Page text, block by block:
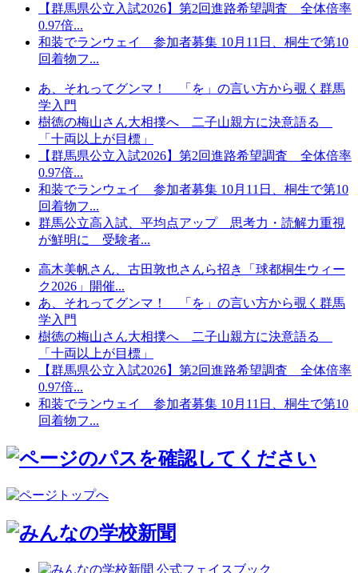
【群馬県公立入試2026】第2回進路希望調査 全体倍率
0.97倍...
和装でランウェイ 参加者募集 10月11日、桐生で第10
回着物フ...
あ、それってグンマ！ 「を」の言い方から覗く群馬
学入門
樹徳の梅山さん大相撲へ 二子山親方に決意語る
「十両以上が目標」
【群馬県公立入試2026】第2回進路希望調査 全体倍率
0.97倍...
和装でランウェイ 参加者募集 10月11日、桐生で第10
回着物フ...
群馬公立高入試、平均点アップ 思考力・読解力重視
が鮮明に 受験者...
高木美帆さん、古田敦也さんら招き「球都桐生ウィー
ク2026」開催...
あ、それってグンマ！ 「を」の言い方から覗く群馬
学入門
樹徳の梅山さん大相撲へ 二子山親方に決意語る
「十両以上が目標」
【群馬県公立入試2026】第2回進路希望調査 全体倍率
0.97倍...
和装でランウェイ 参加者募集 10月11日、桐生で第10
回着物フ...